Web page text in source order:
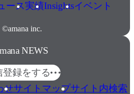
©amana inc.
ース実績Insightsイベント
NEWS
登録をする
せサイトマップサイト内検索